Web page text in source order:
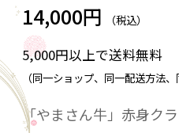
14,000円 （税込）
5,000円以上で送料無料
（同一ショップ、同一配送方法
「やまさん牛」赤身ク